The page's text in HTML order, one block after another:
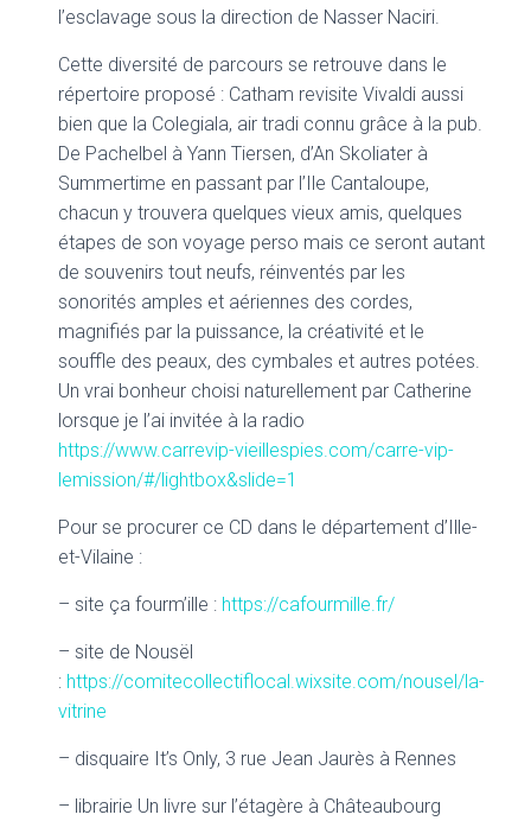
l’esclavage sous la direction de Nasser Naciri.
Cette diversité de parcours se retrouve dans le
répertoire proposé : Catham revisite Vivaldi aussi
bien que la Colegiala, air tradi connu grâce à la pub.
De Pachelbel à Yann Tiersen, d’An Skoliater à
Summertime en passant par l’Ile Cantaloupe,
chacun y trouvera quelques vieux amis, quelques
étapes de son voyage perso mais ce seront autant
de souvenirs tout neufs, réinventés par les
sonorités amples et aériennes des cordes,
magnifiés par la puissance, la créativité et le
souffle des peaux, des cymbales et autres potées.
Un vrai bonheur choisi naturellement par Catherine
lorsque je l’ai invitée à la radio
https://www.carrevip-vieillespies.com/carre-vip-
lemission/#/lightbox&slide=1
Pour se procurer ce CD dans le département d’Ille-
et-Vilaine :
– site ça fourm’ille : https://cafourmille.fr/
– site de Nousël
: https://comitecollectiflocal.wixsite.com/nousel/la-
vitrine
– disquaire It’s Only, 3 rue Jean Jaurès à Rennes
– librairie Un livre sur l’étagère à Châteaubourg